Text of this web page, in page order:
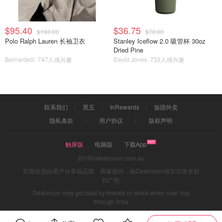
$95.40 $193.00
Polo Ralph Lauren 长袖卫衣
Bernardelli 747人感兴趣
$36.75 $70.00
Stanley Iceflow 2.0 吸管杯 30oz
Dried Pine
David Jones 733人感兴趣
联系我们 黑五 InRewards
饭团外卖
隐私条款
用户协议 版权声明
触屏版 电脑版
下载App
2019©dealmoon.com.au
页面信息由用户分享或品牌、商家提供，由Dealmoon核实后发布折
扣广告
Dealmoon may get paid by brands or deals when user buy
through links